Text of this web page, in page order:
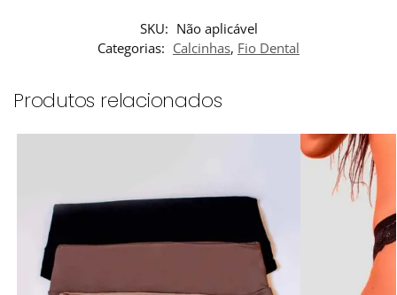
SKU: Não aplicável
Categorias: Calcinhas, Fio Dental
Produtos relacionados